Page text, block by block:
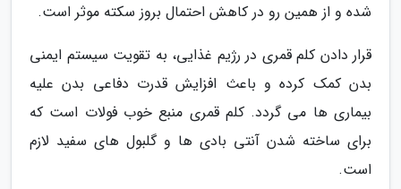
شده و از همین رو در کاهش احتمال بروز سکته موثر است.
قرار دادن کلم قمری در رژیم غذایی، به تقویت سیستم ایمنی
بدن کمک کرده و باعث افزایش قدرت دفاعی بدن علیه
بیماری ها می گردد. کلم قمری منبع خوب فولات است که
برای ساخته شدن آنتی بادی ها و گلبول های سفید لازم
است.